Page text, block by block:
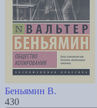
Беньямин В.
430